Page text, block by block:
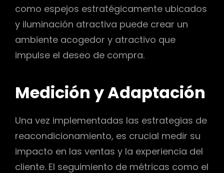
como espejos estratégicamente ubicados
y iluminación atractiva puede crear un
ambiente acogedor y atractivo que
impulse el deseo de compra.
Medición y Adaptación
Una vez implementadas las estrategias de
reacondicionamiento, es crucial medir su
impacto en las ventas y la experiencia del
cliente. El seguimiento de métricas como el